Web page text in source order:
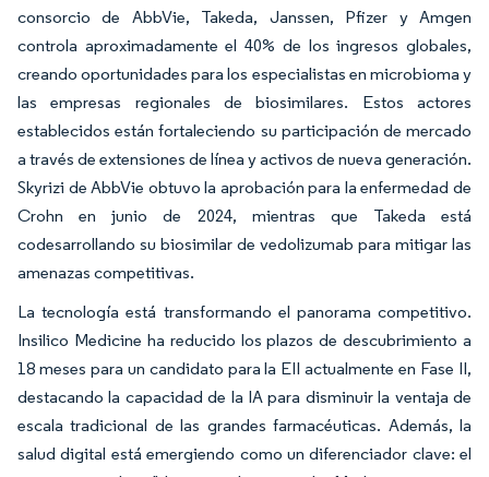
consorcio de AbbVie, Takeda, Janssen, Pfizer y Amgen
controla aproximadamente el 40% de los ingresos globales,
creando oportunidades para los especialistas en microbioma y
las empresas regionales de biosimilares. Estos actores
establecidos están fortaleciendo su participación de mercado
a través de extensiones de línea y activos de nueva generación.
Skyrizi de AbbVie obtuvo la aprobación para la enfermedad de
Crohn en junio de 2024, mientras que Takeda está
codesarrollando su biosimilar de vedolizumab para mitigar las
amenazas competitivas.
La tecnología está transformando el panorama competitivo.
Insilico Medicine ha reducido los plazos de descubrimiento a
18 meses para un candidato para la EII actualmente en Fase II,
destacando la capacidad de la IA para disminuir la ventaja de
escala tradicional de las grandes farmacéuticas. Además, la
salud digital está emergiendo como un diferenciador clave: el